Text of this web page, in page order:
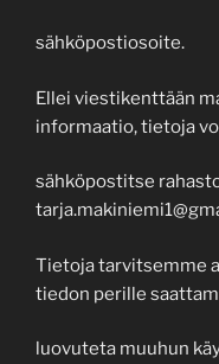
sähköpostiosoite.
Ellei viestikenttään
informaatio, tietoja
sähköpostitse
Tietoja tarvitsemme
tiedon perille
luovuteta muuhun